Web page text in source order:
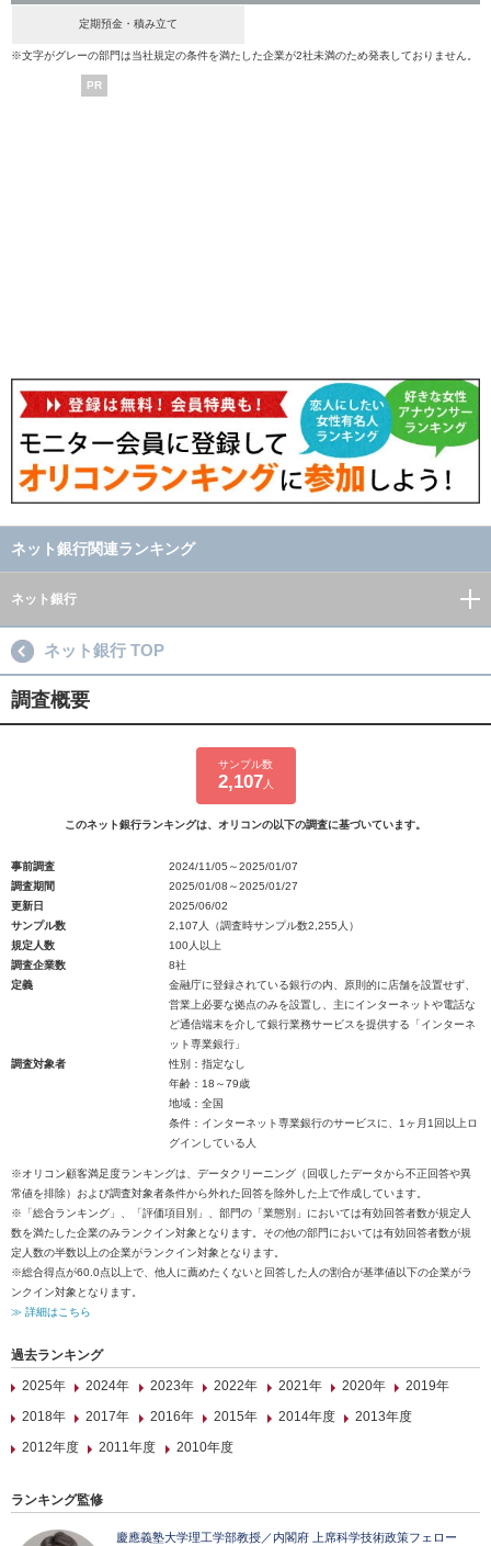
定期預金・積み立て
※文字がグレーの部門は当社規定の条件を満たした企業が2社未満のため発表しておりません。
PR
ネット銀行関連ランキング
ネット銀行
ネット銀行 TOP
調査概要
サンプル数
2,107 人
このネット銀行ランキングは、オリコンの以下の調査に基づいています。
事前調査
2024/11/05～2025/01/07
調査期間
2025/01/08～2025/01/27
更新日
2025/06/02
サンプル数
2,107人（調査時サンプル数2,255人）
規定人数
100人以上
調査企業数
8社
定義
金融庁に登録されている銀行の内、原則的に店舗を設置せず、
営業上必要な拠点のみを設置し、主にインターネットや電話な
ど通信端末を介して銀行業務サービスを提供する「インターネ
ット専業銀行」
調査対象者
性別：指定なし
年齢：18～79歳
地域：全国
条件：インターネット専業銀行のサービスに、1ヶ月1回以上ロ
グインしている人
※オリコン顧客満足度ランキングは、データクリーニング（回収したデータから不正回答や異
常値を排除）および調査対象者条件から外れた回答を除外した上で作成しています。
※「総合ランキング」、「評価項目別」、部門の「業態別」においては有効回答者数が規定人
数を満たした企業のみランクイン対象となります。その他の部門においては有効回答者数が規
定人数の半数以上の企業がランクイン対象となります。
※総合得点が60.0点以上で、他人に薦めたくないと回答した人の割合が基準値以下の企業がラ
ンクイン対象となります。
≫ 詳細はこちら
過去ランキング
2025年
2024年 2023年 2022年 2021年 2020年
2019年
2018年
2017年 2016年 2015年 2014年度
2013年度
2012年度
2011年度 2010年度
ランキング監修
慶應義塾大学理工学部教授／内閣府 上席科学技術政策フェロー